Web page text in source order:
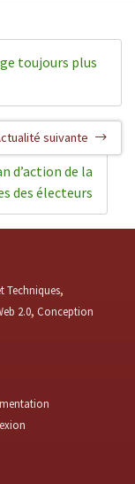
toujours plus
suivante
d’action de la
des électeurs
Techniques
2.0 Conception